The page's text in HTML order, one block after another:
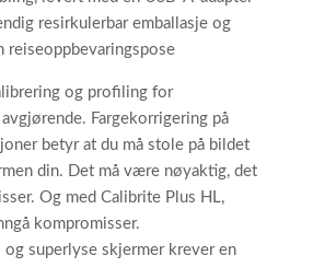
resirkulerbar emballasje og
reiseoppbevaringspose
og profiling for
Fargekorrigering på
betyr at du må stole på bildet
din. Det må være nøyaktig, det
Og med Calibrite Plus HL,
kompromisser.
superlyse skjermer krever en